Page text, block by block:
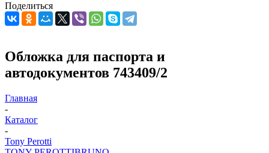
Поделиться
Обложка для паспорта и
автодокументов 743409/2
Главная
-
Каталог
-
Tony Perotti